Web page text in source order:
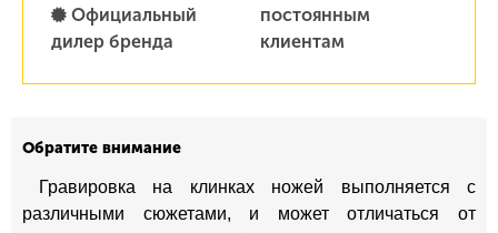
Официальный
дилер бренда
постоянным
клиентам
Обратите внимание
Гравировка на клинках ножей выполняется с
различными сюжетами, и может отличаться от